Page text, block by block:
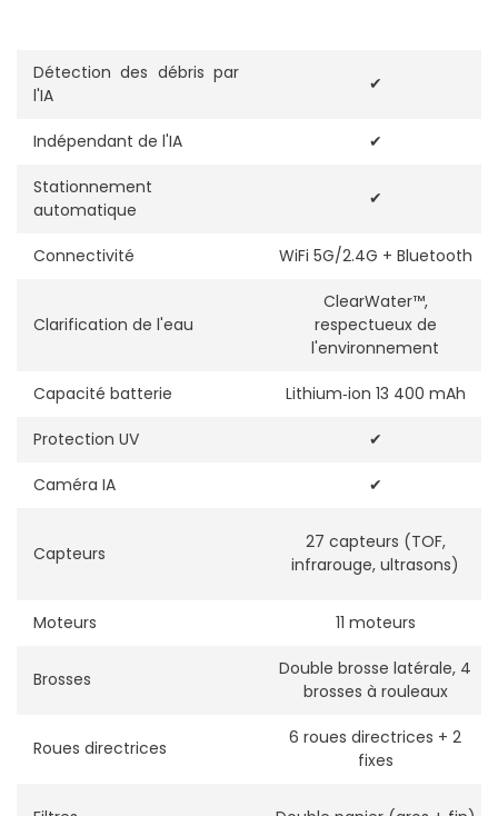
Détection des débris par
l'IA
✔
Indépendant de l'IA ✔
Stationnement
automatique
✔
Connectivité WiFi 5G/2.4G + Bluetooth
Clarification de l'eau
ClearWater™,
respectueux de
l'environnement
Capacité batterie Lithium‑ion 13 400 mAh
Protection UV ✔
Caméra IA ✔
Capteurs
27 capteurs (TOF,
infrarouge, ultrasons)
Moteurs 11 moteurs
Brosses
Double brosse latérale, 4
brosses à rouleaux
Roues directrices
6 roues directrices + 2
fixes